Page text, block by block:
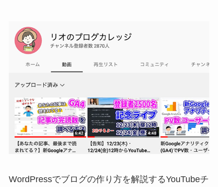
WordPressでブログの作り方を解説するYouTubeチ